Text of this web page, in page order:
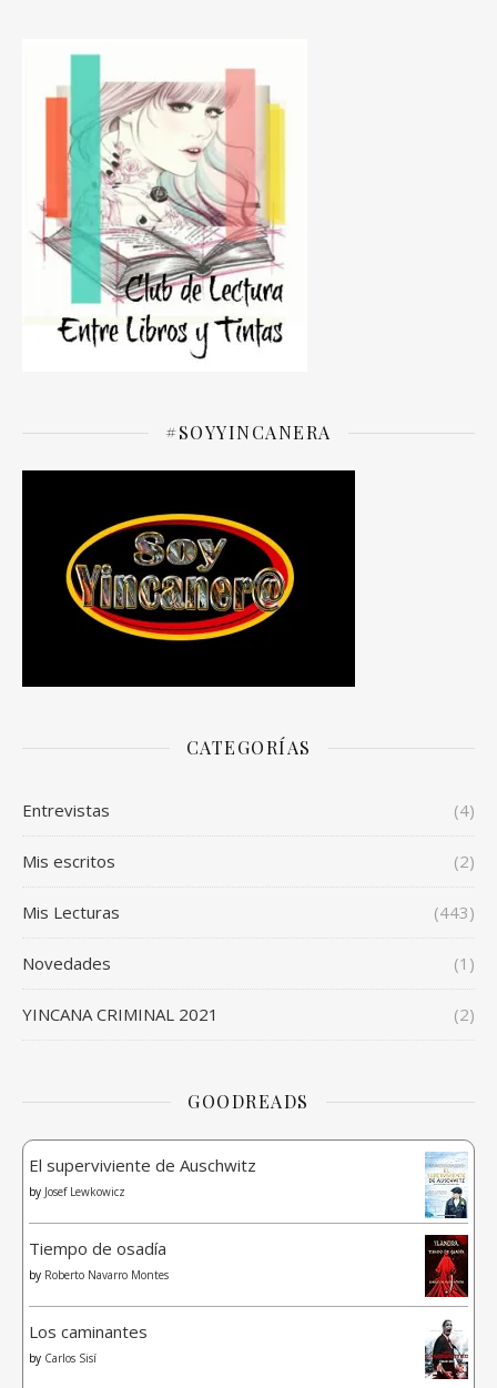
#SOYYINCANERA
CATEGORÍAS
Entrevistas (4)
Mis escritos (2)
Mis Lecturas (443)
Novedades (1)
YINCANA CRIMINAL 2021 (2)
GOODREADS
El superviviente de Auschwitz
by Josef Lewkowicz
Tiempo de osadía
by Roberto Navarro Montes
Los caminantes
by Carlos Sisí